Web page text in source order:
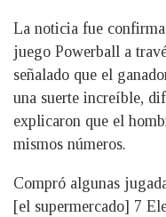
La noticia fue
juego Powerball a
señalado que el
una suerte increíble,
explicaron que el
mismos números.
Compró algunas
[el supermercado] 7